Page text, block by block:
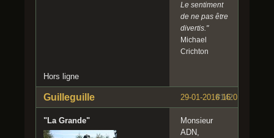
Le sentiment
de ne pas être
divertis."
Michael
Crichton
Hors ligne
#142
29-01-2016 16:01:57
Guilleguille
"La Grande"
Monsieur
ADN,